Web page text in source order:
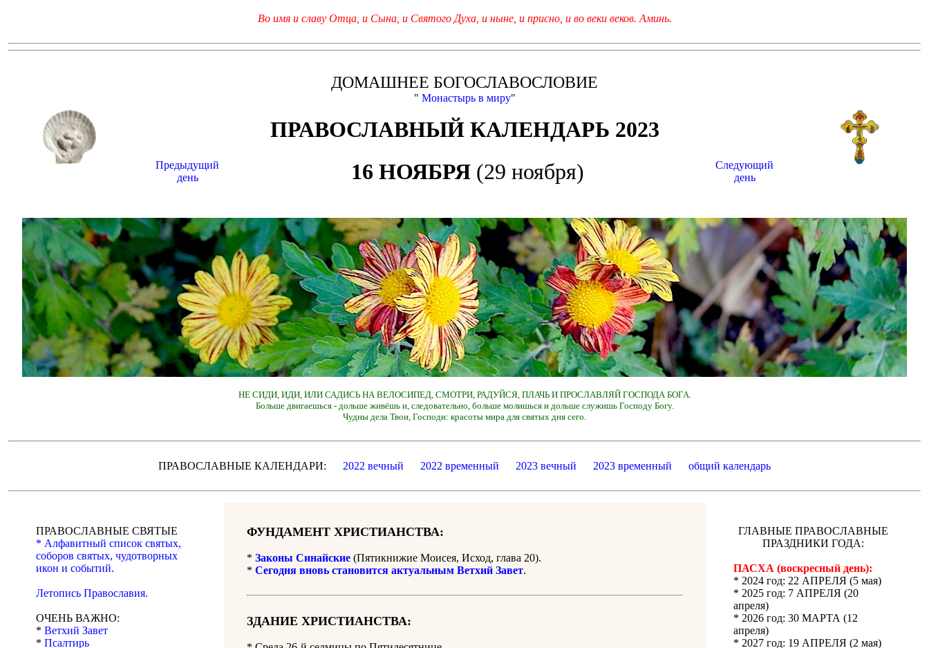
Во имя и славу Отца, и Сына, и Святого Духа, и ныне, и присно, и во веки веков. Аминь.
ДОМАШНЕЕ БОГОСЛАВОСЛОВИЕ
" Монастырь в миру"
ПРАВОСЛАВНЫЙ КАЛЕНДАРЬ 2023
Предыдущий
день
16 НОЯБРЯ(29 ноября)
Следующий
день
НЕ СИДИ, ИДИ, ИЛИ САДИСЬ НА ВЕЛОСИПЕД, СМОТРИ, РАДУЙСЯ, ПЛАЧЬ И ПРОСЛАВЛЯЙ ГОСПОДА БОГА.
Больше двигаешься - дольше живёшь и, следовательно, больше молишься и дольше служишь Господу Богу.
Чудны дела Твои, Господи: красоты мира для святых дня сего.
ПРАВОСЛАВНЫЕ КАЛЕНДАРИ: 2022 вечный 2022 временный 2023 вечный 2023 временный общий календарь
ПРАВОСЛАВНЫЕ СВЯТЫЕ
* Алфавитный список святых,
соборов святых, чудотворных
икон и событий.
Летопись Православия.
ОЧЕНЬ ВАЖНО:
* Ветхий Завет
* Псалтирь
ФУНДАМЕНТ ХРИСТИАНСТВА:
* Законы Синайские (Пятикнижие Моисея, Исход, глава 20).
* Сегодня вновь становится актуальным Ветхий Завет.
ЗДАНИЕ ХРИСТИАНСТВА:
ГЛАВНЫЕ ПРАВОСЛАВНЫЕ
ПРАЗДНИКИ ГОДА:
ПАСХА (воскресный день):
* 2024 год: 22 АПРЕЛЯ (5 мая)
* 2025 год: 7 АПРЕЛЯ (20
апреля)
* 2026 год: 30 МАРТА (12
апреля)
* 2027 год: 19 АПРЕЛЯ (2 мая)